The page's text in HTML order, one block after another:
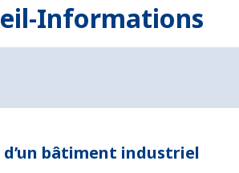
Informations
bâtiment industriel